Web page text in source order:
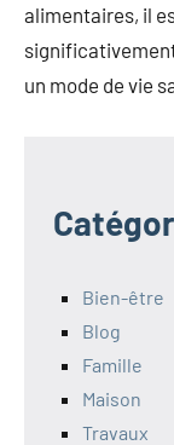
alimentaires, il
un mode de vie
Bien-être
Blog
Famille
Maison
Travaux